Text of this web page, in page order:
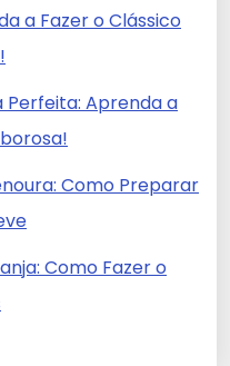
a Fazer o Clássico
Perfeita: Aprenda a
Como Preparar
Como Fazer o